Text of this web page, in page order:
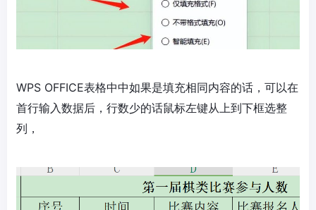
WPS OFFICE表格中中如果是填充相同内容的话，可以在
首行输入数据后，行数少的话鼠标左键从上到下框选整
列，